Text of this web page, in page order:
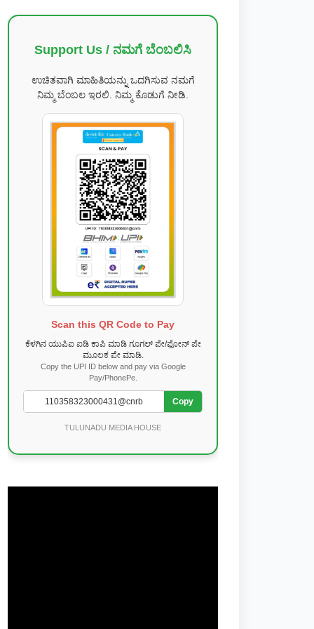
Support Us / ನಮಗೆ ಬೆಂಬಲಿಸಿ
ಉಚಿತವಾಗಿ ಮಾಹಿತಿಯನ್ನು ಒದಗಿಸುವ ನಮಗೆ
ನಿಮ್ಮ ಬೆಂಬಲ ಇರಲಿ. ನಿಮ್ಮ ಕೊಡುಗೆ ನೀಡಿ.
Scan this QR Code to Pay
ಕೆಳಗಿನ ಯುಪಿಐ ಐಡಿ ಕಾಪಿ ಮಾಡಿ ಗೂಗಲ್ ಪೇ/ಫೋನ್ ಪೇ
ಮೂಲಕ ಪೇ ಮಾಡಿ.
Copy the UPI ID below and pay via Google
Pay/PhonePe.
Copy
TULUNADU MEDIA HOUSE